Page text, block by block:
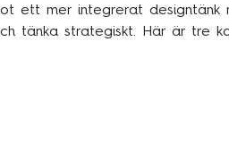
ett mer integrerat designtänk
tänka strategiskt. Här är tre